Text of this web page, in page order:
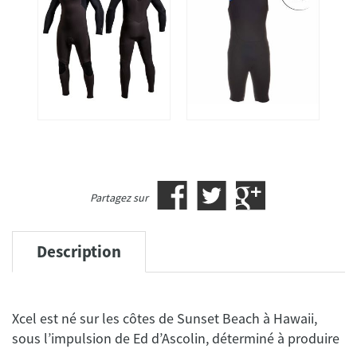
Partagez sur
Description
Xcel est né sur les côtes de Sunset Beach à Hawaii,
sous l’impulsion de Ed d’Ascolin, déterminé à produire